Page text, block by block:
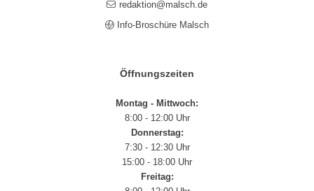
redaktion@malsch.de
Info-Broschüre Malsch
Öffnungszeiten
Montag - Mittwoch:
8:00 - 12:00 Uhr
Donnerstag:
7:30 - 12:30 Uhr
15:00 - 18:00 Uhr
Freitag: